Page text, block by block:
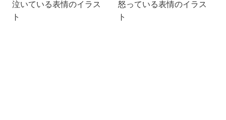
泣いている表情のイラス
ト
怒っている表情のイラス
ト